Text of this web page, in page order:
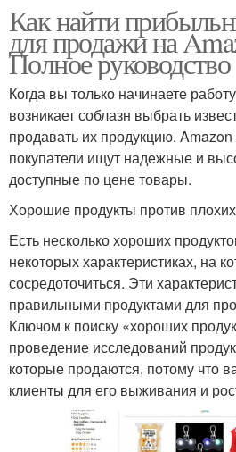
Как найти
для продажи на
Полное руководство
Когда вы только начинаете
возникает соблазн выбрать
продавать их продукцию.
покупатели ищут надежные и
доступные по цене товары.
Хорошие продукты против
Есть несколько хороших
некоторых характеристиках, на
сосредоточиться. Эти
правильными продуктами для
Ключом к поиску «хороших
проведение исследований
которые продаются, потому что
клиенты для его выживания и